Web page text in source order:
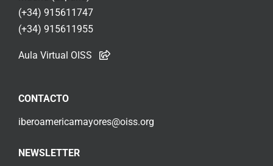
(+34) 915611747
(+34) 915611955
Aula Virtual OISS
CONTACTO
iberoamericamayores@oiss.org
NEWSLETTER